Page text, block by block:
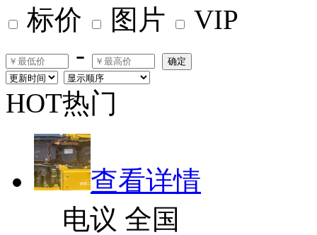
标价
图片
VIP
-
确定
HOT热门
查看详情
电议 全国